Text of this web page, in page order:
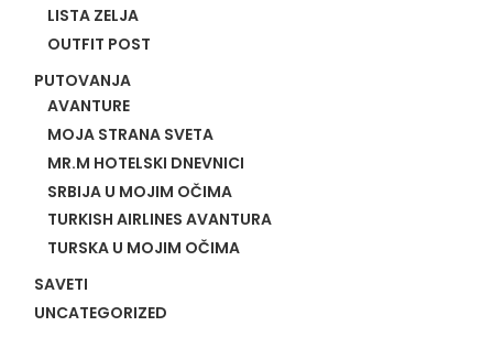
LISTA ZELJA
OUTFIT POST
PUTOVANJA
AVANTURE
MOJA STRANA SVETA
MR.M HOTELSKI DNEVNICI
SRBIJA U MOJIM OČIMA
TURKISH AIRLINES AVANTURA
TURSKA U MOJIM OČIMA
SAVETI
UNCATEGORIZED